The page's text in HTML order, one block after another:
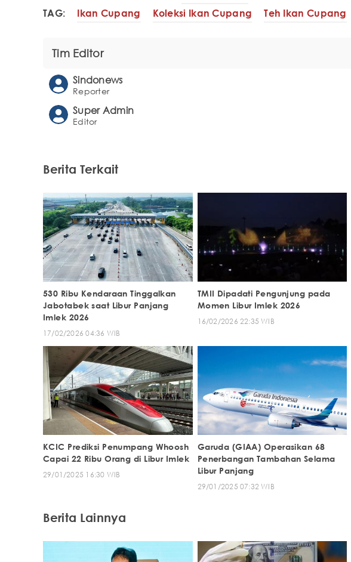
TAG: Ikan Cupang Koleksi Ikan Cupang Teh Ikan Cupang
Tim Editor
Sindonews
Reporter
Super Admin
Editor
Berita Terkait
530 Ribu Kendaraan Tinggalkan
Jabotabek saat Libur Panjang
Imlek 2026
17/02/2026 04:36 WIB
TMII Dipadati Pengunjung pada
Momen Libur Imlek 2026
16/02/2026 22:35 WIB
KCIC Prediksi Penumpang Whoosh
Capai 22 Ribu Orang di Libur Imlek
29/01/2025 16:30 WIB
Garuda (GIAA) Operasikan 68
Penerbangan Tambahan Selama
Libur Panjang
29/01/2025 07:32 WIB
Berita Lainnya